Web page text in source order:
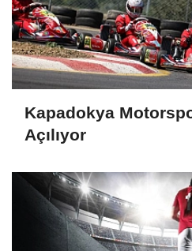
Kapadokya
Açılıyor